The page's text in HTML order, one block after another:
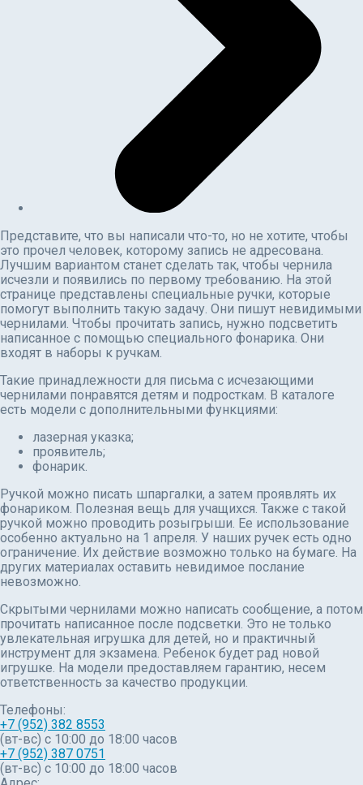
Представите, что вы написали что-то, но не хотите, чтобы
это прочел человек, которому запись не адресована.
Лучшим вариантом станет сделать так, чтобы чернила
исчезли и появились по первому требованию. На этой
странице представлены специальные ручки, которые
помогут выполнить такую задачу. Они пишут невидимыми
чернилами. Чтобы прочитать запись, нужно подсветить
написанное с помощью специального фонарика. Они
входят в наборы к ручкам.
Такие принадлежности для письма с исчезающими
чернилами понравятся детям и подросткам. В каталоге
есть модели с дополнительными функциями:
лазерная указка;
проявитель;
фонарик.
Ручкой можно писать шпаргалки, а затем проявлять их
фонариком. Полезная вещь для учащихся. Также с такой
ручкой можно проводить розыгрыши. Ее использование
особенно актуально на 1 апреля. У наших ручек есть одно
ограничение. Их действие возможно только на бумаге. На
других материалах оставить невидимое послание
невозможно.
Скрытыми чернилами можно написать сообщение, а потом
прочитать написанное после подсветки. Это не только
увлекательная игрушка для детей, но и практичный
инструмент для экзамена. Ребенок будет рад новой
игрушке. На модели предоставляем гарантию, несем
ответственность за качество продукции.
Телефоны:
+7 (952) 382 8553
(вт-вс) c 10:00 до 18:00 часов
+7 (952) 387 0751
(вт-вс) с 10:00 до 18:00 часов